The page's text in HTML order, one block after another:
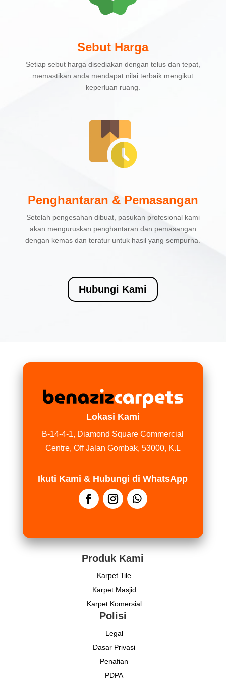
Sebut Harga
Setiap sebut harga disediakan dengan telus dan tepat,
memastikan anda mendapat nilai terbaik mengikut
keperluan ruang.
Penghantaran & Pemasangan
Setelah pengesahan dibuat, pasukan profesional kami
akan menguruskan penghantaran dan pemasangan
dengan kemas dan teratur untuk hasil yang sempurna.
Hubungi Kami
Lokasi Kami
B-14-4-1, Diamond Square Commercial
Centre, Off Jalan Gombak, 53000, K.L
Ikuti Kami & Hubungi di WhatsApp
Produk Kami
Karpet Tile
Karpet Masjid
Karpet Komersial
Polisi
Legal
Dasar Privasi
Penafian
PDPA